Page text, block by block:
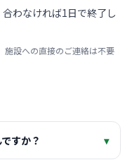
わなければ1日で終了し
施設への直接のご連絡は不要
すか？ ▾